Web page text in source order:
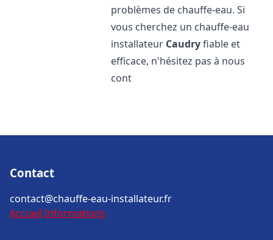
problèmes de chauffe-eau. Si
vous cherchez un chauffe-eau
installateur Caudryfiable et
efficace, n'hésitez pas à nous
cont
Contact
contact@chauffe-eau-installateur.fr
Accueil Informations